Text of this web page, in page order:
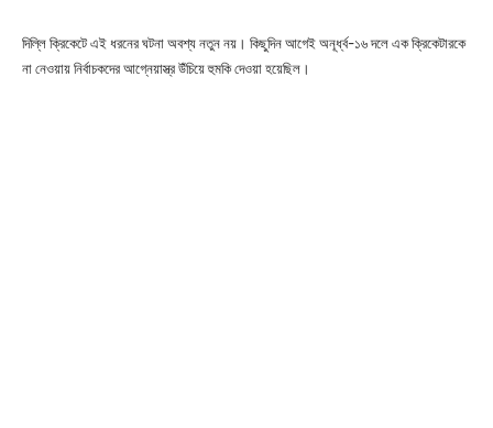
দিল্লি ক্রিকেটে এই ধরনের ঘটনা অবশ্য নতুন নয়। কিছুদিন আগেই অনূর্ধ্ব-১৬ দলে এক ক্রিকেটারকে
না নেওয়ায় নির্বাচকদের আগ্নেয়াস্ত্র উঁচিয়ে হুমকি দেওয়া হয়েছিল।